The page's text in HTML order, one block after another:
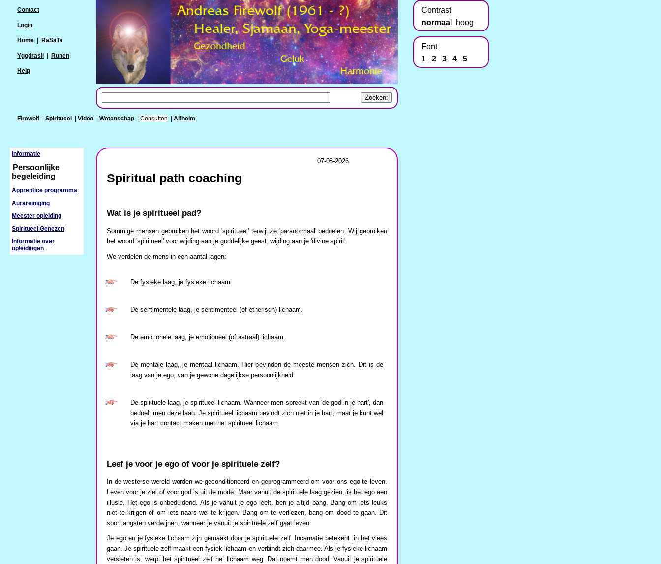
Firewolf | Spiritueel | Video | Wetenschap | Consulten | Alfheim
Contact
Login
Home RaSaTa
Yggdrasil Runen
Help
07-08-2026
Spiritual path coaching
Wat is je spiritueel pad?
Sommige mensen gebruiken het woord 'spiritueel' terwijl ze 'paranormaal' bedoelen. Wij gebruiken
het woord 'spiritueel' voor wijding aan je goddelijke geest, wijding aan je 'divine spirit'.
We verdelen de mens in een aantal lagen:
De fysieke laag, je fysieke lichaam.
De sentimentele laag, je sentimenteel (of etherisch) lichaam.
De emotionele laag, je emotioneel (of astraal) lichaam.
De mentale laag, je mentaal lichaam. Hier bevinden de meeste mensen zich. Dit is de
laag van je ego, van je gewone dagelijkse persoonlijkheid.
De spirituele laag, je spiritueel lichaam. Wanneer men spreekt van 'de god in je hart', dan
bedoelt men deze laag. Je spiritueel lichaam bevindt zich niet in je hart, maar je kunt wel
via je hart contact maken met het spiritueel lichaam.
Leef je voor je ego of voor je spirituele zelf?
In de westerse wereld worden we geconditioneerd en geprogrammeerd om voor ons ego te leven.
Leven voor je ziel of voor god is uit de mode. Maar vanuit de spirituele laag gezien, is het ego een
illusie. Het ego is onbeduidend. Als je vanuit je ego leeft, ben je altijd bang. Bang om iets leuks
niet te krijgen of om iets naars wel te krijgen. Bang om te verliezen, bang om dood te gaan. Dit
soort angsten verdwijnen, wanneer je vanuit je spirituele zelf gaat leven.
Je ego en je fysieke lichaam zijn gemaakt door je spirituele zelf. Incarnatie betekent: in het vlees
gaan. Je spirituele zelf maakt een fysiek lichaam en verbindt zich daarmee. Als je fysieke lichaam
versleten is, werpt het spiritueel zelf het lichaam weg. Dat noemt men dood. Vanuit je spirituele
Informatie
Persoonlijke
begeleiding
Apprentice programma
Aurareiniging
Meester opleiding
Spiritueel Genezen
Informatie over
opleidingen
Contrast
normaal
hoog
Font
1
2 3 4 5